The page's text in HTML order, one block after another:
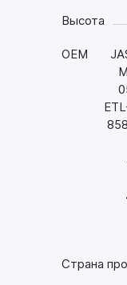
Высота
OEM
Страна